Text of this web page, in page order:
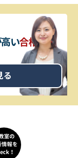
高い合格実績
る
室の
報を
！